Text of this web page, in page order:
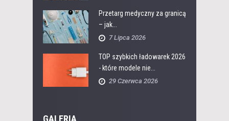
Przetarg medyczny za granicą
– jak...
7 Lipca 2026
TOP szybkich ładowarek 2026
- które modele nie...
29 Czerwca 2026
GALERIA